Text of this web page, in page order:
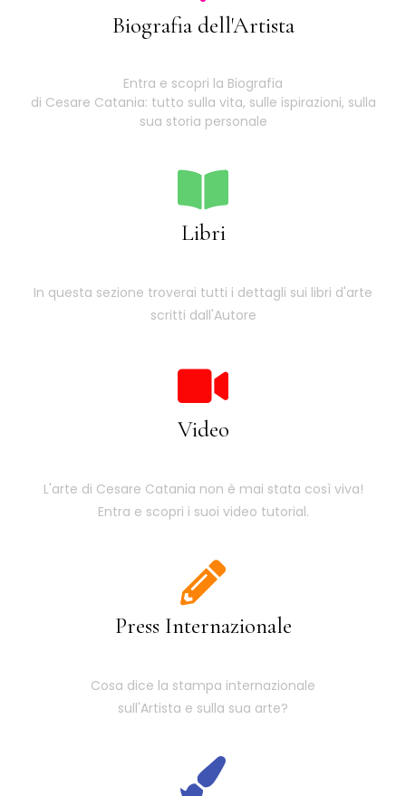
Biografia dell'Artista
Entra e scopri la Biografia
di Cesare Catania: tutto sulla vita, sulle ispirazioni, sulla
sua storia personale
Libri
In questa sezione troverai tutti i dettagli sui libri d'arte
scritti dall'Autore
Video
L'arte di Cesare Catania non è mai stata così viva!
Entra e scopri i suoi video tutorial.
Press Internazionale
Cosa dice la stampa internazionale
sull'Artista e sulla sua arte?